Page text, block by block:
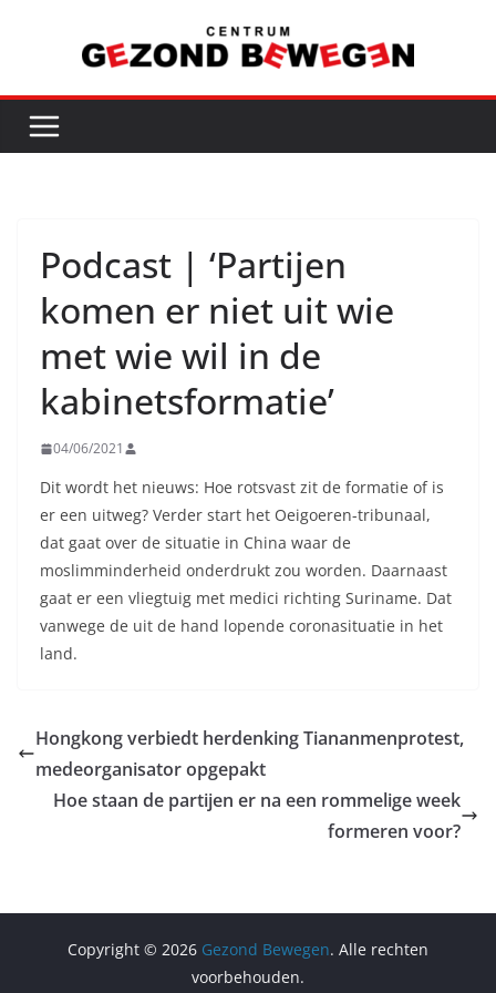
inhoud
Podcast | ‘Partijen
komen er niet uit wie
met wie wil in de
kabinetsformatie’
04/06/2021
Dit wordt het nieuws: Hoe rotsvast zit de formatie of is
er een uitweg? Verder start het Oeigoeren-tribunaal,
dat gaat over de situatie in China waar de
moslimminderheid onderdrukt zou worden. Daarnaast
gaat er een vliegtuig met medici richting Suriname. Dat
vanwege de uit de hand lopende coronasituatie in het
land.
Hongkong verbiedt herdenking Tiananmenprotest,
medeorganisator opgepakt
Hoe staan de partijen er na een rommelige week
formeren voor?
Copyright © 2026 Gezond Bewegen. Alle rechten
voorbehouden.